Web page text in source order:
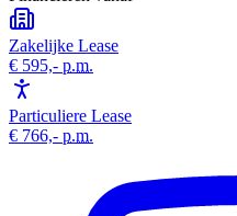
Zakelijke Lease
€ 595,- p.m.
Particuliere Lease
€ 766,- p.m.